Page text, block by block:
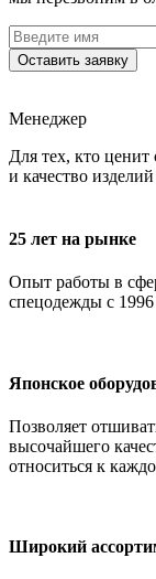
Оставить заявку
Менеджер
Для тех, кто
и качество изделий
25 лет на рынке
Опыт работы в
спецодежды с 1996
Японское
Позволяет
высочайшего
относиться к
Широкий